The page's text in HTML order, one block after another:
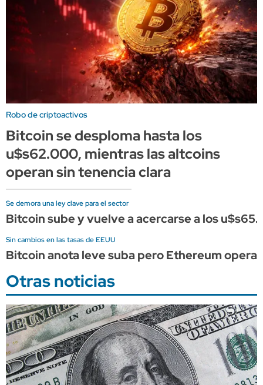
Robo de criptoactivos
Bitcoin se desploma hasta los
u$s62.000, mientras las altcoins
operan sin tenencia clara
Se demora una ley clave para el sector
Bitcoin sube y vuelve a acercarse a los
Sin cambios en las tasas de EEUU
Bitcoin anota leve suba pero Ethereum
Otras noticias